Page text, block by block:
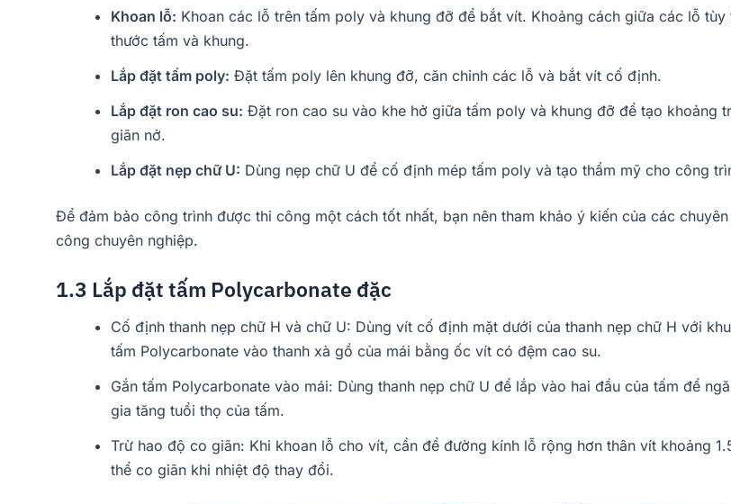
Khoan lỗ: Khoan các lỗ trên tấm poly và khung đỡ để bắt vít. Khoảng cách giữa các lỗ
thước tấm và khung.
Lắp đặt tấm poly: Đặt tấm poly lên khung đỡ, căn chỉnh các lỗ và bắt vít cố định.
Lắp đặt ron cao su: Đặt ron cao su vào khe hở giữa tấm poly và khung đỡ để tạo khoảng
giãn nở.
Lắp đặt nẹp chữ U: Dùng nẹp chữ U để cố định mép tấm poly và tạo thẩm mỹ cho công
Để đảm bảo công trình được thi công một cách tốt nhất, bạn nên tham khảo ý kiến của các
công chuyên nghiệp.
1.3 Lắp đặt tấm Polycarbonate đặc
Cố định thanh nẹp chữ H và chữ U: Dùng vít cố định mặt dưới của thanh nẹp chữ H với
tấm Polycarbonate vào thanh xà gồ của mái bằng ốc vít có đệm cao su.
Gắn tấm Polycarbonate vào mái: Dùng thanh nẹp chữ U để lắp vào hai đầu của tấm để
gia tăng tuổi thọ của tấm.
Trừ hao độ co giãn: Khi khoan lỗ cho vít, cần để đường kính lỗ rộng hơn thân vít khoảng
thể co giãn khi nhiệt độ thay đổi​.